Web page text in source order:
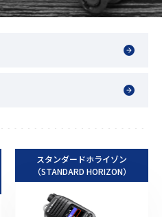
スタンダードホライゾン
（STANDARD HORIZON）